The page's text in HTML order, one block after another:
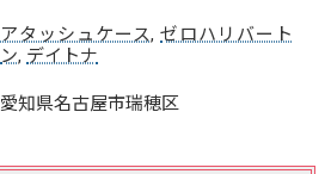
アタッシュケース,ゼロハリバート
ン, デイトナ
愛知県名古屋市瑞穂区